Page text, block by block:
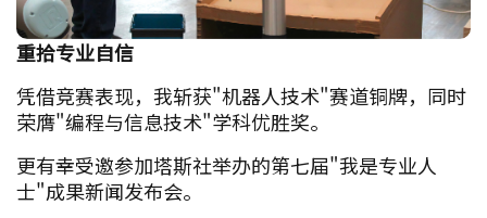
重拾专业自信
凭借竞赛表现，我斩获"机器人技术"赛道铜牌，同时
荣膺"编程与信息技术"学科优胜奖。
更有幸受邀参加塔斯社举办的第七届"我是专业人
士"成果新闻发布会。